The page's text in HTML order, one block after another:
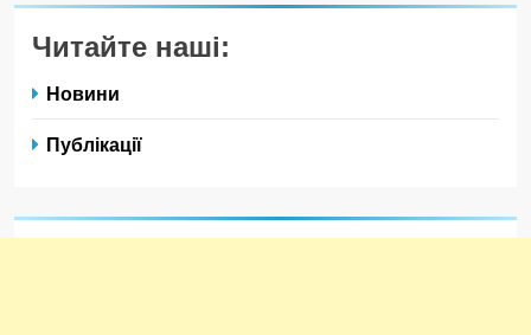
Читайте наші:
Новини
Публікації